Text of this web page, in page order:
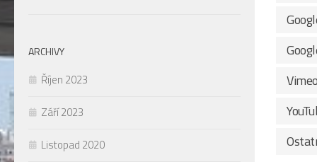
ARCHIVY
Říjen 2023
Září 2023
Listopad 2020